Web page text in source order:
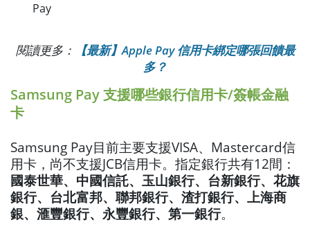
Pay
閱讀更多：
【最新】Apple Pay 信用卡綁定哪張回饋最
多？
Samsung Pay 支援哪些銀行信用卡/簽帳金融
卡
Samsung Pay目前主要支援VISA、Mastercard信
用卡，尚不支援JCB信用卡。指定銀行共有12間：
國泰世華、中國信託、玉山銀行、台新銀行、花旗
銀行、台北富邦、聯邦銀行、渣打銀行、上海商
銀、滙豐銀行、永豐銀行、第一銀行。